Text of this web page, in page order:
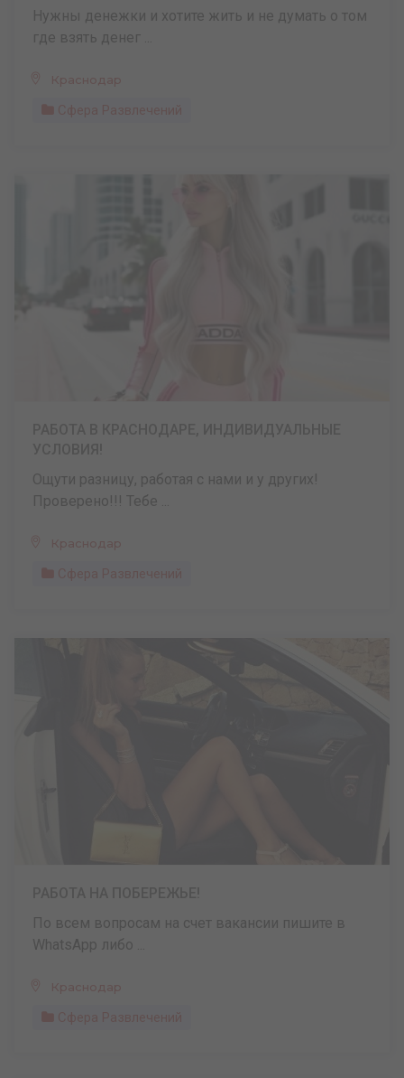
Нужны денежки и хотите жить и не думать о том
где взять денег ...
Краснодар
Сфера Развлечений
Ощути разницу, работая с нами и у других!
Проверено!!! Тебе ...
Краснодар
Сфера Развлечений
По всем вопросам на счет вакансии пишите в
WhatsApp либо ...
Краснодар
Сфера Развлечений